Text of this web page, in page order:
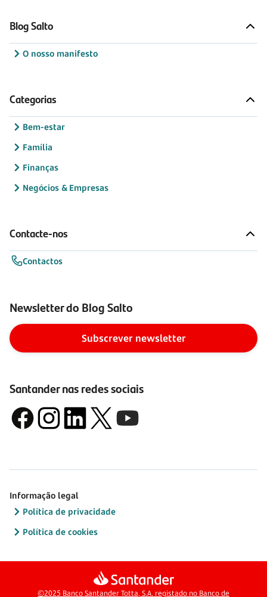
Blog Salto
O nosso manifesto
Categorias
Bem-estar
Família
Finanças
Negócios & Empresas
Contacte-nos
Contactos
Newsletter do Blog Salto
Subscrever newsletter
Santander nas redes sociais
Informação legal
Política de privacidade
Política de cookies
©2025 Banco Santander Totta, S.A. registado no Banco de